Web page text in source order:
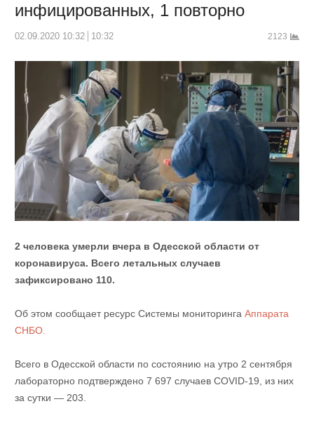
инфицированных, 1 повторно
02.09.2020 10:32 10:32 2123
2 человека умерли вчера в Одесской области от
коронавируса. Всего летальных случаев
зафиксировано 110.
Об этом сообщает ресурс Системы мониторинга Аппарата
СНБО.
Всего в Одесской области по состоянию на утро 2 сентября
лабораторно подтверждено 7 697 случаев COVID-19, из них
за сутки — 203.